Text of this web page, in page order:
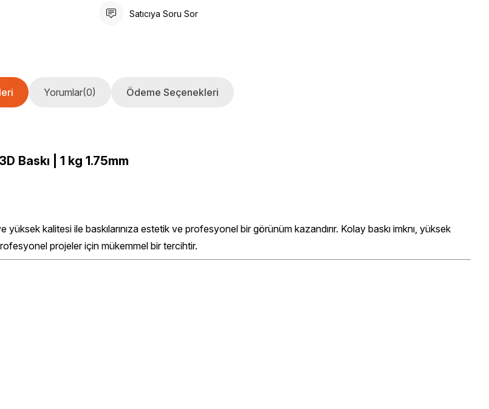
Satıcıya Soru Sor
Yorumlar(0) Ödeme Seçenekleri
Baskı | 1 kg 1.75mm
kalitesi ile baskılarınıza estetik ve profesyonel bir görünüm kazandırır. Kolay baskı imknı, yüksek
projeler için mükemmel bir tercihtir.